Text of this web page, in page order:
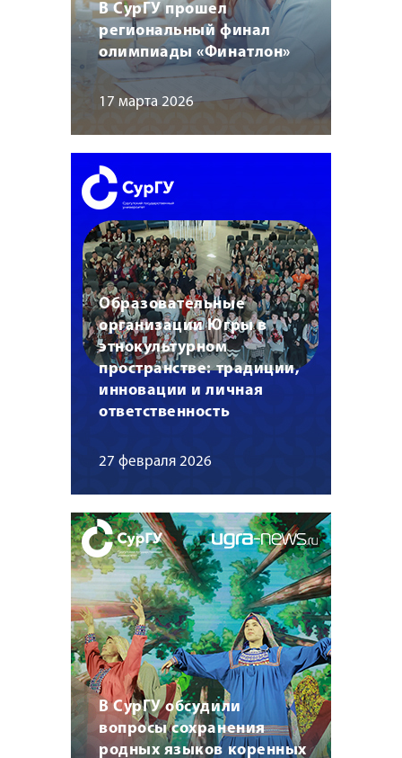
В СурГУ прошел
региональный финал
олимпиады «Финатлон»
17 марта 2026
Образовательные
организации Югры в
этнокультурном
пространстве: традиции,
инновации и личная
ответственность
27 февраля 2026
В СурГУ обсудили
вопросы сохранения
родных языков коренных